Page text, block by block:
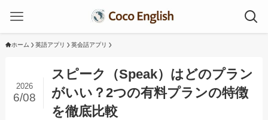
ホーム 英語アプリ 英会話アプリ
スピーク（Speak）はどのプラン
がいい？2つの有料プランの特徴
を徹底比較
2026
6/08